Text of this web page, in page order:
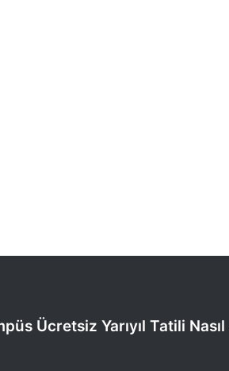
Ücretsiz Yarıyıl Tatili